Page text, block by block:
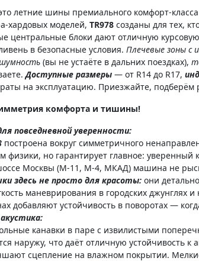
летние шины премиального комфорт-
хардовых моделей, TR978 созданы для тех,
центральные блоки дают отличную
в безопасные условия. Плечевые зоны с
(вы не устаёте в дальних поездках),
Доступные размеры — от R14 до R17,
на эксплуатацию. Приезжайте,
комфорта и тишины!
повседневной уверенности:
построена вокруг симметричного
физики, но гарантирует главное:
Москвы (М-11, М-4, МКАД) машина не
здесь не просто для красоты: они
маневрирования в городских
добавляют устойчивость в поворотах —
канавки в паре с извилистыми
наружу, что даёт отличную
сцепление на влажном покрытии.